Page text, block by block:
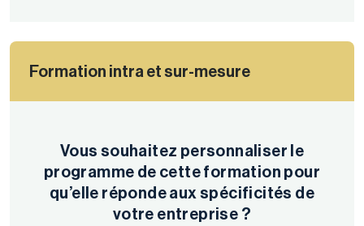
Formation intra et sur-mesure
Vous souhaitez personnaliser le
programme de cette formation pour
qu’elle réponde aux spécificités de
votre entreprise ?